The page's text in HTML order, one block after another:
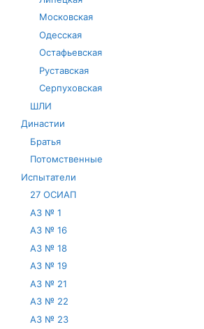
Московская
Одесская
Остафьевская
Руставская
Серпуховская
ШЛИ
Династии
Братья
Потомственные
Испытатели
27 ОСИАП
АЗ № 1
АЗ № 16
АЗ № 18
АЗ № 19
АЗ № 21
АЗ № 22
АЗ № 23